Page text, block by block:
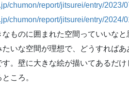
chumon/report/jitsurei/entry/2023/
chumon/report/jitsurei/entry/2024/
ものに囲まれた空間っていいな
いな空間が理想で、どうすれば
。壁に大きな絵が描いてあるだ
ころ。